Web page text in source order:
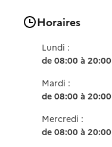
Horaires
Lundi :
de 08:00 à 20:00
Mardi :
de 08:00 à 20:00
Mercredi :
de 08:00 à 20:00